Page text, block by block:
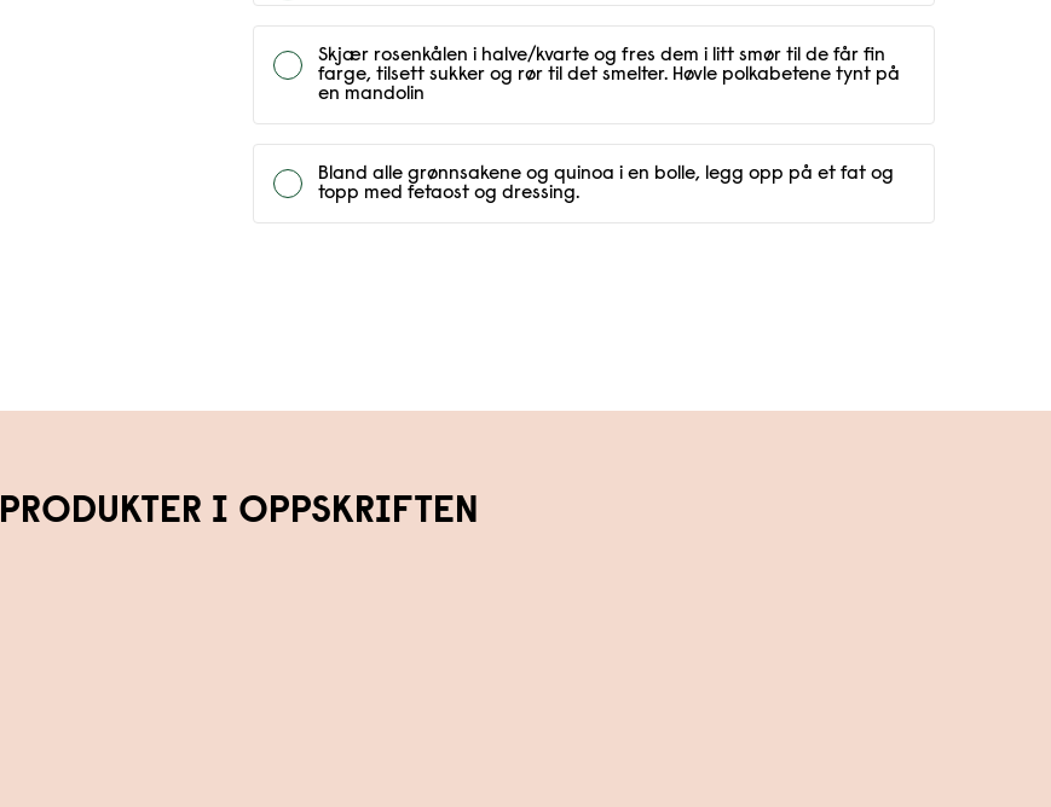
Skjær rosenkålen i halve/kvarte og fres dem i litt smør til de får fin
farge, tilsett sukker og rør til det smelter. Høvle polkabetene tynt på
en mandolin
Bland alle grønnsakene og quinoa i en bolle, legg opp på et fat og
topp med fetaost og dressing.
PRODUKTER I OPPSKRIFTEN